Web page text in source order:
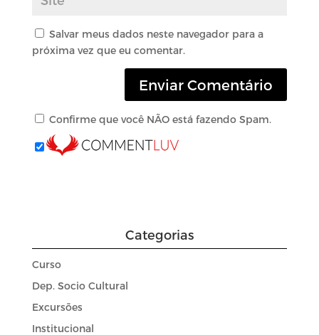
Salvar meus dados neste navegador para a
próxima vez que eu comentar.
Confirme que você NÃO está fazendo Spam.
Categorias
Curso
Dep. Socio Cultural
Excursões
Institucional